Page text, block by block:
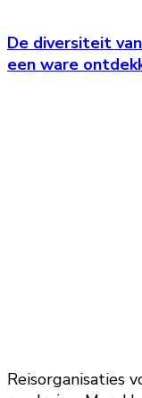
De diversiteit
een ware
Reisorganisaties